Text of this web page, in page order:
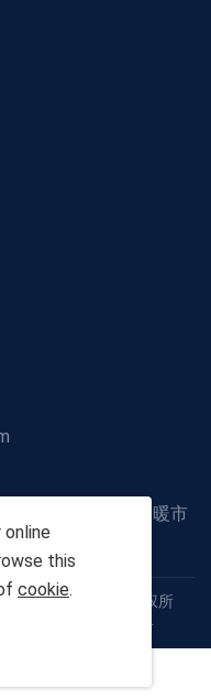
洲大道烽火五金水暖市
材有限责任公司 版权所
42011102005926号
this
cookie.